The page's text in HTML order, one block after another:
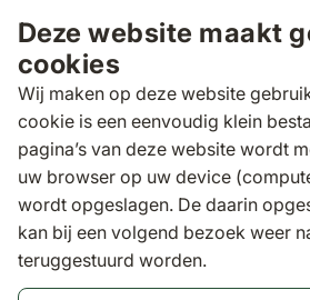
Deze website maakt
cookies
Wij maken op deze website
cookie is een eenvoudig klein
pagina’s van deze website wordt
uw browser op uw device
wordt opgeslagen. De daarin
kan bij een volgend bezoek weer
teruggestuurd worden.
Zoeken
Binnen 3 dagengratis
Tuinsets